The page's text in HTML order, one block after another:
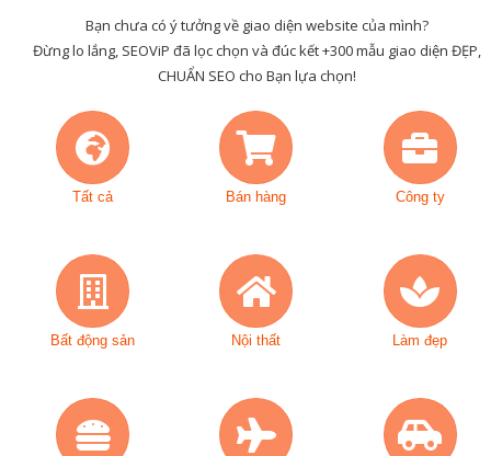
Bạn chưa có ý tưởng về giao diện website của mình?
Đừng lo lắng, SEOViP đã lọc chọn và đúc kết +300 mẫu giao diện ĐẸP,
CHUẨN SEO cho Bạn lựa chọn!
Tất cả Bán hàng Công ty
Bất động sản Nội thất Làm đẹp